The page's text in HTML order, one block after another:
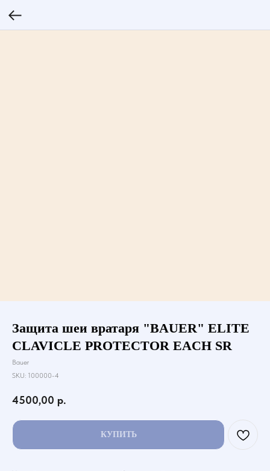
Защита шеи вратаря "BAUER" ELITE
CLAVICLE PROTECTOR EACH SR
Bauer
SKU: 100000-4
4500,00 р.
КУПИТЬ